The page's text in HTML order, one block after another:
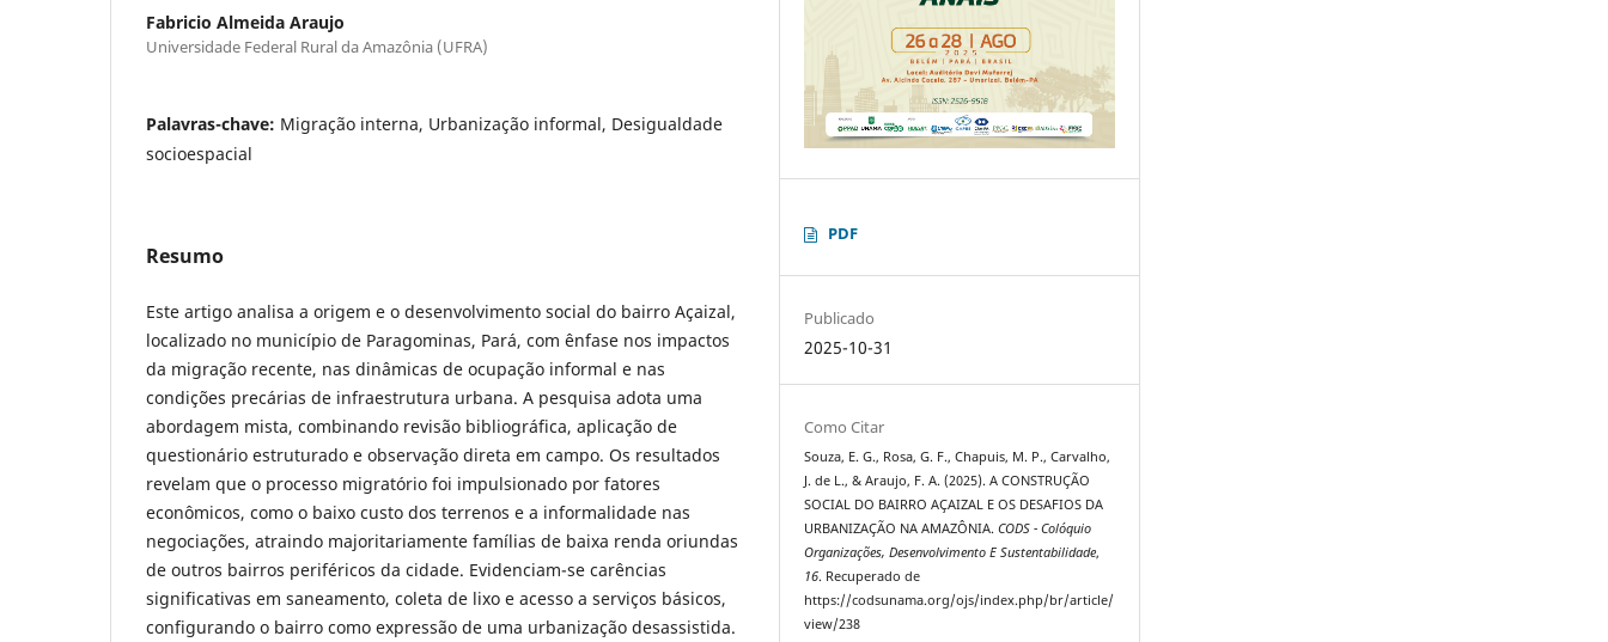
Fabricio Almeida Araujo
Universidade Federal Rural da Amazônia (UFRA)
Palavras-chave: Migração interna, Urbanização informal, Desigualdade
socioespacial
Resumo
Este artigo analisa a origem e o desenvolvimento social do bairro Açaizal,
localizado no município de Paragominas, Pará, com ênfase nos impactos
da migração recente, nas dinâmicas de ocupação informal e nas
condições precárias de infraestrutura urbana. A pesquisa adota uma
abordagem mista, combinando revisão bibliográfica, aplicação de
questionário estruturado e observação direta em campo. Os resultados
revelam que o processo migratório foi impulsionado por fatores
econômicos, como o baixo custo dos terrenos e a informalidade nas
negociações, atraindo majoritariamente famílias de baixa renda oriundas
de outros bairros periféricos da cidade. Evidenciam-se carências
significativas em saneamento, coleta de lixo e acesso a serviços básicos,
configurando o bairro como expressão de uma urbanização desassistida.
PDF
Publicado
2025-10-31
Como Citar
Souza, E. G., Rosa, G. F., Chapuis, M. P., Carvalho,
J. de L., & Araujo, F. A. (2025). A CONSTRUÇÃO
SOCIAL DO BAIRRO AÇAIZAL E OS DESAFIOS DA
URBANIZAÇÃO NA AMAZÔNIA.CODS - Colóquio
Organizações, Desenvolvimento E Sustentabilidade,
16. Recuperado de
https://codsunama.org/ojs/index.php/br/article/
view/238